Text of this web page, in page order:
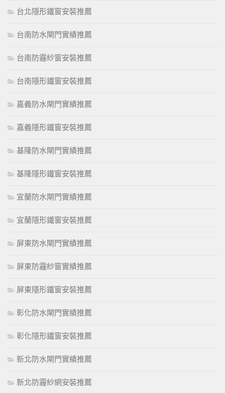
台北隱形鐵窗安裝推薦
台南防水閘門實績推薦
台南防霾紗窗安裝推薦
台南隱形鐵窗安裝推薦
嘉義防水閘門實績推薦
嘉義隱形鐵窗安裝推薦
基隆防水閘門實績推薦
基隆隱形鐵窗安裝推薦
宜蘭防水閘門實績推薦
宜蘭隱形鐵窗安裝推薦
屏東防水閘門實績推薦
屏東防霾紗窗實績推薦
屏東隱形鐵窗安裝推薦
彰化防水閘門實績推薦
彰化隱形鐵窗安裝推薦
新北防水閘門實績推薦
新北防霾紗網安裝推薦